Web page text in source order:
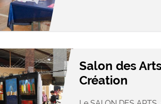
Salon des
Création